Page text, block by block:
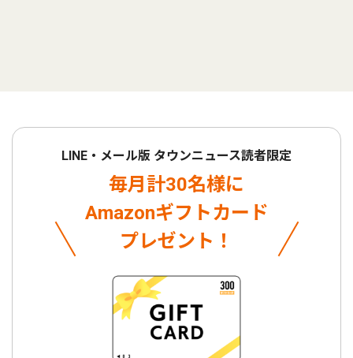
LINE・メール版 タウンニュース読者限定
毎月計30名様に
Amazonギフトカード
プレゼント！